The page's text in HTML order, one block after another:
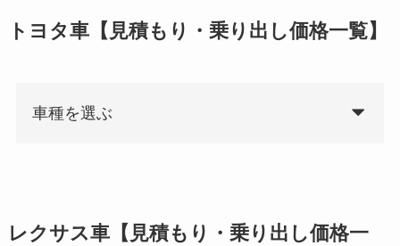
トヨタ車【見積もり・乗り出し価格一覧】
車種を選ぶ
レクサス車【見積もり・乗り出し価格一